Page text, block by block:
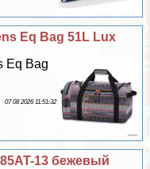
Eq Bag 51L Lux
Eq Bag
07 08 2026 11:51:32
13 бежевый